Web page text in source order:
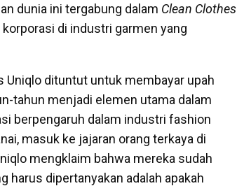
dunia ini tergabung dalam Clean Clothes
di industri garmen yang
Uniqlo dituntut untuk membayar upah
tahun menjadi elemen utama dalam
berpengaruh dalam industri fashion
masuk ke jajaran orang terkaya di
mengklaim bahwa mereka sudah
harus dipertanyakan adalah apakah